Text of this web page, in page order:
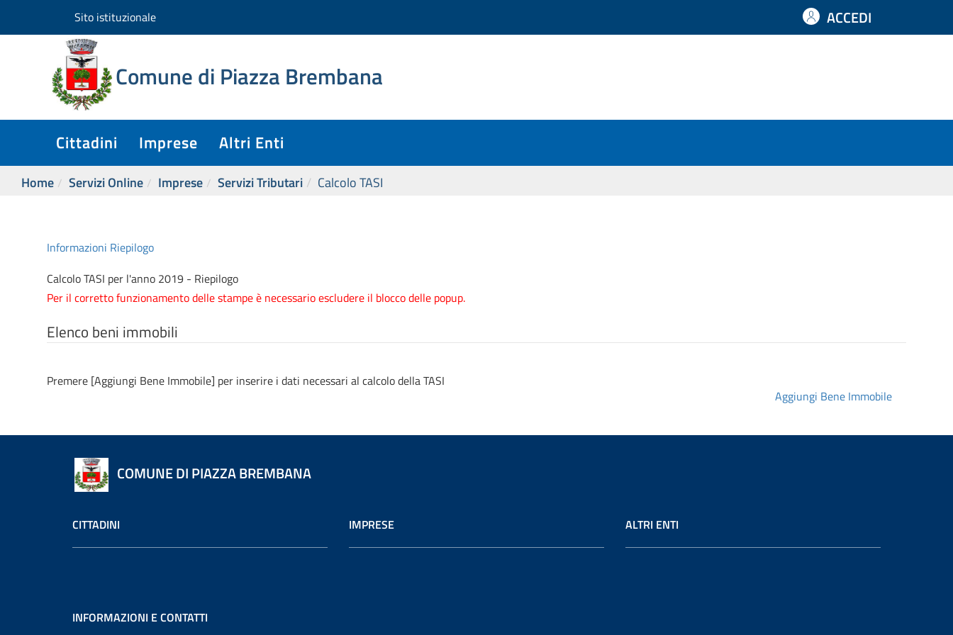
Homepage
Accedi ai servizi
cittadini
imprese
Sito istituzionale ACCEDI
Comune di Piazza Brembana
Cittadini Imprese Altri Enti
Home Servizi Online Imprese Servizi Tributari Calcolo TASI
Informazioni Riepilogo
Calcolo TASI per l'anno 2019 - Riepilogo
Per il corretto funzionamento delle stampe è necessario escludere il blocco delle popup.
Elenco beni immobili
Premere [Aggiungi Bene Immobile] per inserire i dati necessari al calcolo della TASI
Aggiungi Bene Immobile
COMUNE DI PIAZZA BREMBANA
CITTADINI IMPRESE ALTRI ENTI
INFORMAZIONI E CONTATTI